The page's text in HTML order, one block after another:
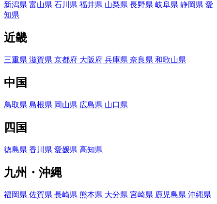
新潟県 富山県 石川県 福井県 山梨県 長野県 岐阜県 静岡県 愛
知県
近畿
三重県 滋賀県 京都府 大阪府 兵庫県 奈良県 和歌山県
中国
鳥取県 島根県 岡山県 広島県 山口県
四国
徳島県 香川県 愛媛県 高知県
九州・沖縄
福岡県 佐賀県 長崎県 熊本県 大分県 宮崎県 鹿児島県 沖縄県